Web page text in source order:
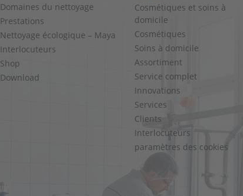
Domaines du nettoyage
Prestations
Nettoyage écologique – Maya
Interlocuteurs
Shop
Download
Cosmétiques et soins à
domicile
Cosmétiques
Soins à domicile
Assortiment
Service complet
Innovations
Services
Clients
Interlocuteurs
paramètres des cookies